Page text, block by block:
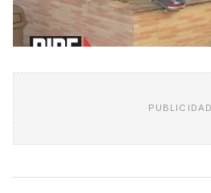
PUBLICIDAD